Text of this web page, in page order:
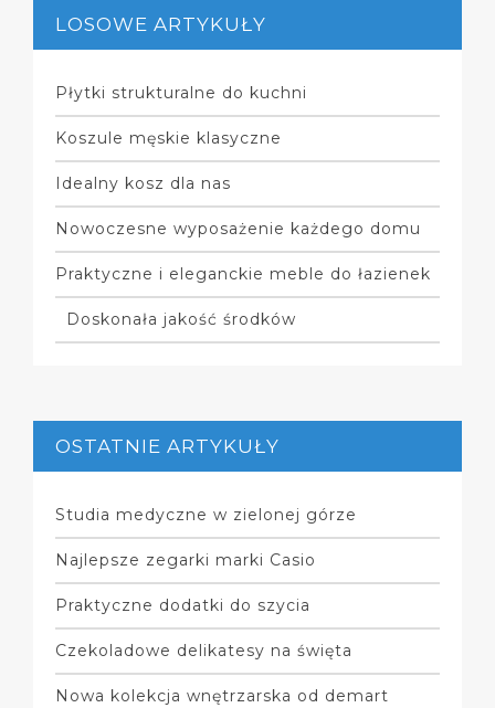
LOSOWE ARTYKUŁY
Płytki strukturalne do kuchni
Koszule męskie klasyczne
Idealny kosz dla nas
Nowoczesne wyposażenie każdego domu
Praktyczne i eleganckie meble do łazienek
Doskonała jakość środków
OSTATNIE ARTYKUŁY
Studia medyczne w zielonej górze
Najlepsze zegarki marki Casio
Praktyczne dodatki do szycia
Czekoladowe delikatesy na święta
Nowa kolekcja wnętrzarska od demart